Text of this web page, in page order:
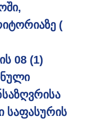
(
08 (1)
საფასურის